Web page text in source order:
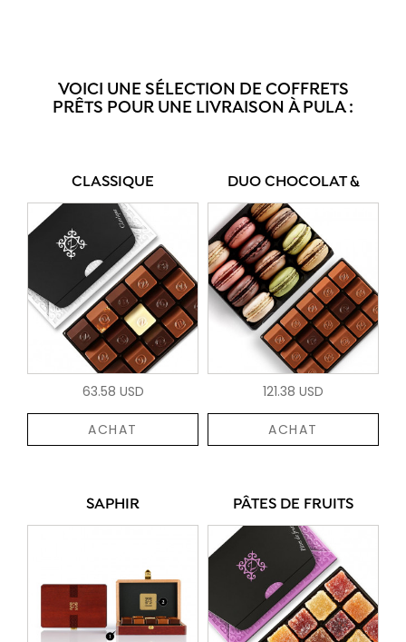
VOICI UNE SÉLECTION DE COFFRETS
PRÊTS POUR UNE LIVRAISON À PULA :
CLASSIQUE
63.58 USD
ACHAT
DUO CHOCOLAT &
121.38 USD
ACHAT
SAPHIR PÂTES DE FRUITS